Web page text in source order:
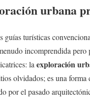
urbana
guías turísticas
incomprendida
la exploración
olvidados; es una forma
por el pasado